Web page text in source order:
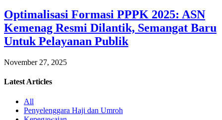
Optimalisasi Formasi PPPK 2025: ASN
Kemenag Resmi Dilantik, Semangat Baru
Untuk Pelayanan Publik
November 27, 2025
Latest Articles
All
Penyelenggara Haji dan Umroh